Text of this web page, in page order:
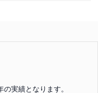
実績となります。